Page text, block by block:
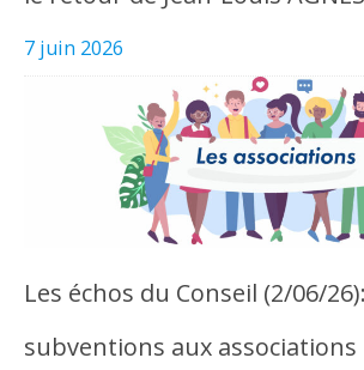
7 juin 2026
Les échos du Conseil (2/06/
subventions aux associations